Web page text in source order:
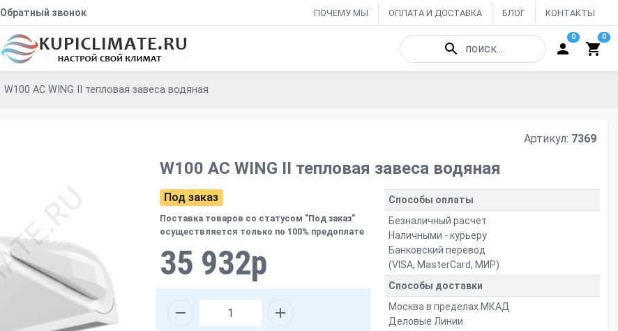
Обратный звонок ПОЧЕМУ МЫ ОПЛАТА И ДОСТАВКА БЛОГ КОНТАКТЫ
поиск...
0 0
W100 AC WING II тепловая завеса водяная
Артикул: 7369
W100 AC WING II тепловая завеса водяная
Под заказ
Поставка товаров со статусом "Под заказ"
осуществляется только по 100% предоплате
35 932р
Способы оплаты
Безналичный расчет
Наличными - курьеру
Банковский перевод
(VISA, MasterCard, МИР)
Способы доставки
Москва в пределах МКАД
Деловые Линии